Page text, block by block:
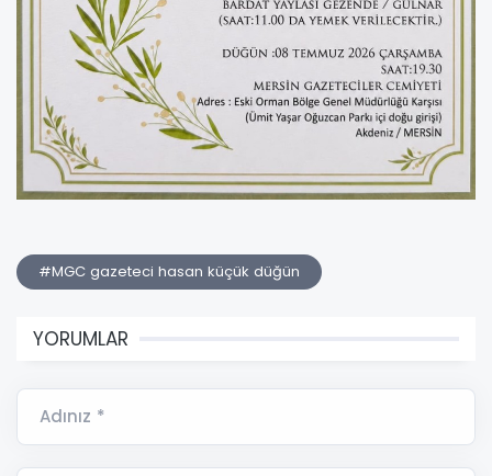
#MGC gazeteci hasan küçük düğün
YORUMLAR
Adınız *